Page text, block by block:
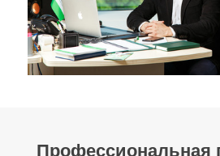
Профессиональная